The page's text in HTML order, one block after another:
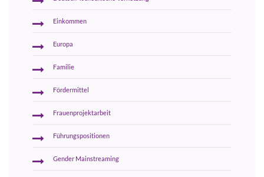
Einkommen
Europa
Familie
Fördermittel
Frauenprojektarbeit
Führungspositionen
Gender Mainstreaming